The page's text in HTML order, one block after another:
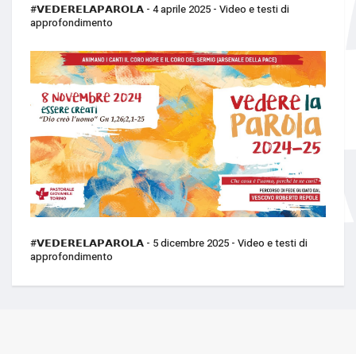
#𝗩𝗘𝗗𝗘𝗥𝗘𝗟𝗔𝗣𝗔𝗥𝗢𝗟𝗔 - 4 aprile 2025 - Video e testi di
approfondimento
#𝗩𝗘𝗗𝗘𝗥𝗘𝗟𝗔𝗣𝗔𝗥𝗢𝗟𝗔 - 5 dicembre 2025 - Video e testi di
approfondimento